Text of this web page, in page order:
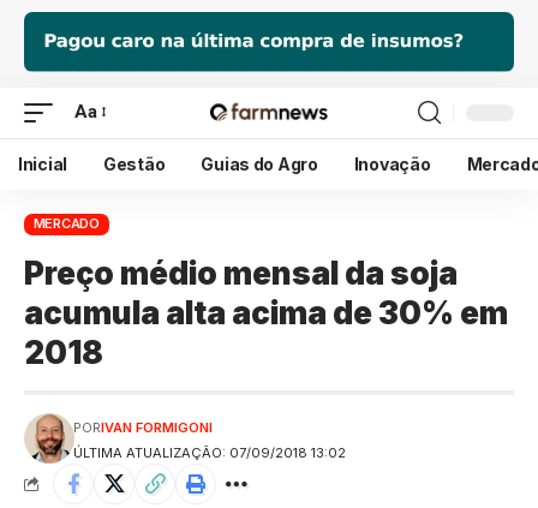
Aa
Inicial Gestão Guias do Agro Inovação
MERCADO
Preço médio mensal da soja
acumula alta acima de 30% em
2018
ÚLTIMA ATUALIZAÇÃO: 07/09/2018 13:02
PORIVAN FORMIGONI